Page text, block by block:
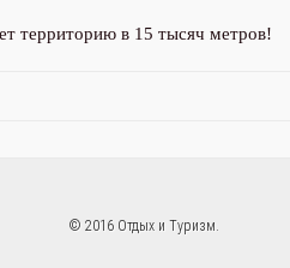
территорию в 15 тысяч метров!
© 2016 Отдых и Туризм.